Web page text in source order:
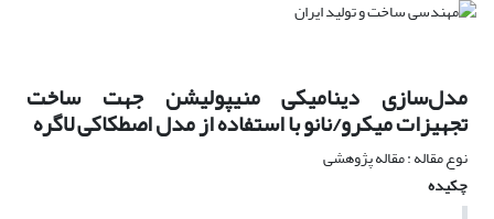
مدل‌سازی دینامیکی منیپولیشن جهت ساخت
تجهیزات میکرو/نانو با استفاده از مدل اصطکاکی لاگره
نوع مقاله : مقاله پژوهشی
چکیده